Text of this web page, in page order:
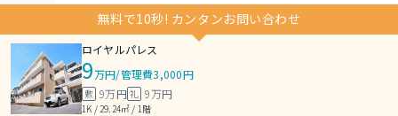
無料で10秒! カンタンお問い合わせ
ロイヤルパレス
9万円/管理費3,000円
敷 9万円礼 9万円
1K / 29.24㎡ / 1階